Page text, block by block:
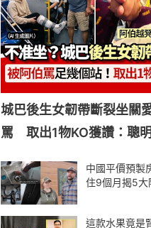
城巴後生女韌帶斷裂坐關
罵 取出1物KO獲讚：聰明
中國平價預製
住9個月揭5
這款水果竟是